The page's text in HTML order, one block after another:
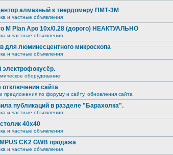
алмазный к твердомеру ПМТ-3М
и частные объявления
M Plan Apo 10x/0.28 (дорого) НЕАКТУАЛЬНО
и частные объявления
для люминесцентного микроскопа
и частные объявления
оборудование
отключения сайта
предложения по форуму и сайту, обновления сайта
публикаций в разделе "Барахолка".
и частные объявления
40х40
и частные объявления
CK2 GWB продажа
и частные объявления